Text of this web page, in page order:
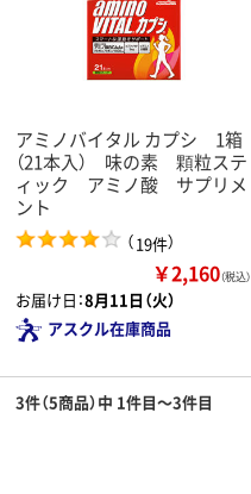
アミノバイタル カプシ 1箱
（21本入） 味の素 顆粒ステ
ィック アミノ酸 サプリメ
ント
（19件）
￥2,160（税込）
お届け日：8月11日（火）
アスクル在庫商品
3件（5商品）中 1件目～3件目